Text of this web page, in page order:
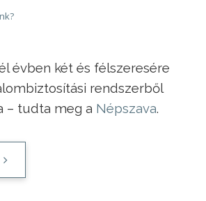
évben két és félszeresére
rendszerből
– tudta meg a Népszava.